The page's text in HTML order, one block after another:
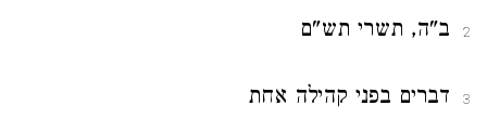
2 ב"ה, תשרי תש"ם
3 דברים בפני קהילה אחת